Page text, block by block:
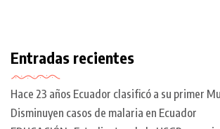
Entradas recientes
Hace 23 años Ecuador clasificó a su primer
Disminuyen casos de malaria en Ecuador